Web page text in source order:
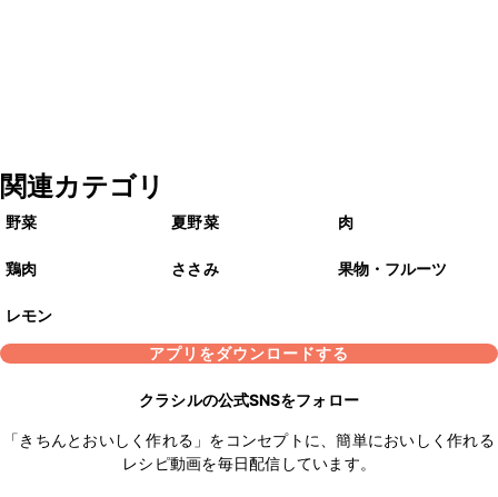
関連カテゴリ
野菜 夏野菜 肉
鶏肉 ささみ 果物・フルーツ
レモン
アプリをダウンロードする
クラシルの公式SNSをフォロー
「きちんとおいしく作れる」をコンセプトに、簡単においしく作れる
レシピ動画を毎日配信しています。